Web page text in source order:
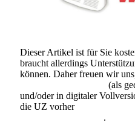
Dieser Artikel ist für Sie
braucht allerdings
können. Daher freuen wir
(als
und/oder in digitaler
die UZ vorher
.